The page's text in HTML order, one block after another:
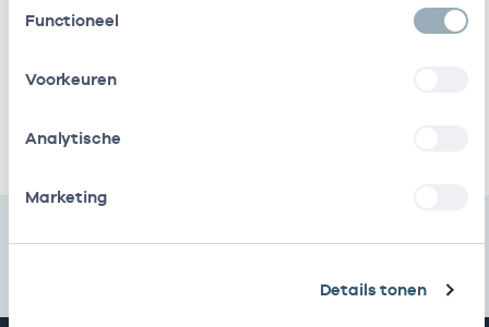
Functioneel
Voorkeuren
Analytische
Marketing
Details tonen
Ik heb een arbeidsrelatie met
Amsterdamse
Amo